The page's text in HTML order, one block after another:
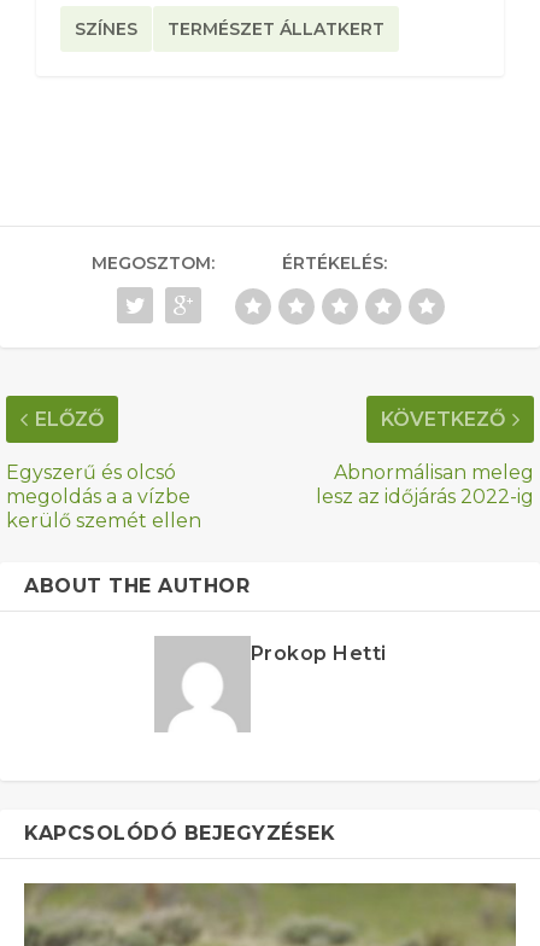
SZÍNES TERMÉSZET ÁLLATKERT
MEGOSZTOM: ÉRTÉKELÉS:
ELŐZŐ
Egyszerű és olcsó
megoldás a a vízbe
kerülő szemét ellen
KÖVETKEZŐ
Abnormálisan meleg
lesz az időjárás 2022-ig
ABOUT THE AUTHOR
Prokop Hetti
KAPCSOLÓDÓ BEJEGYZÉSEK